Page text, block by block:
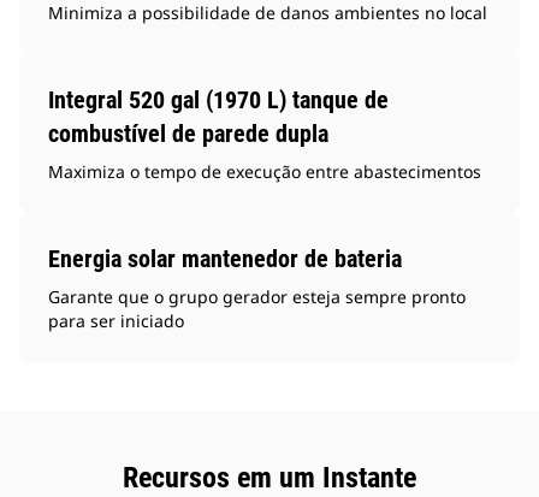
Minimiza a possibilidade de danos ambientes no local
Integral 520 gal (1970 L) tanque de
combustível de parede dupla
Maximiza o tempo de execução entre abastecimentos
Energia solar mantenedor de bateria
Garante que o grupo gerador esteja sempre pronto
para ser iniciado
Recursos em um Instante